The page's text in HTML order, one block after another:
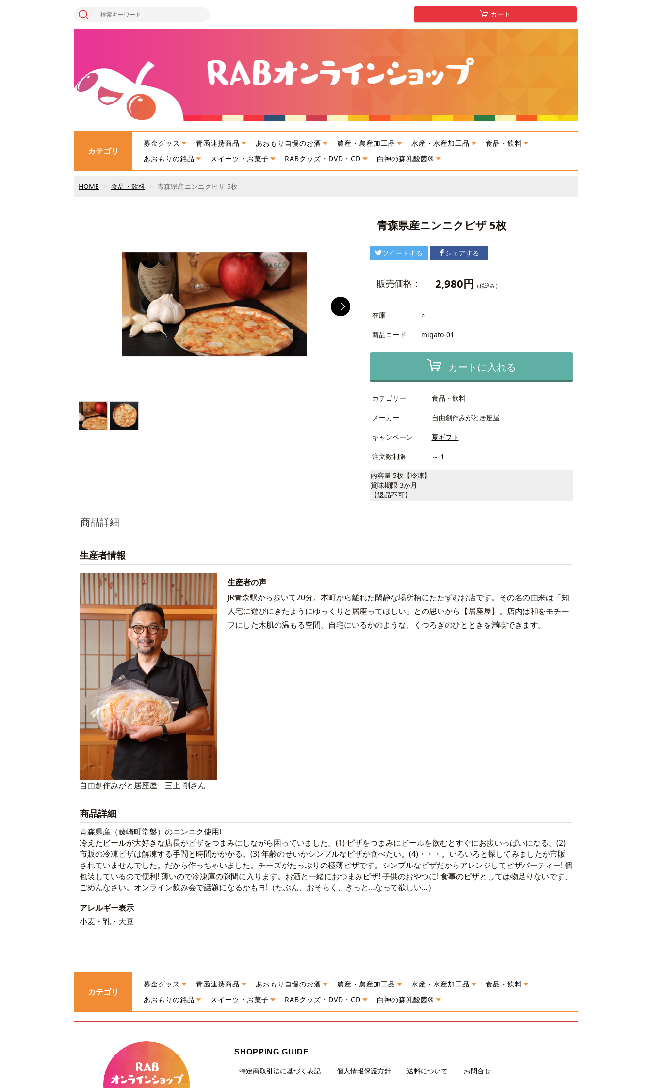
カート
カテゴリ
募金グッズ 青函連携商品 あおもり自慢のお酒 農産・農産加工品 水産・水産加工品
食品・飲料
あおもりの銘品
スイーツ・お菓子 RABグッズ・DVD・CD 白神の森乳酸菌®
HOME 食品・飲料 青森県産ニンニクピザ 5枚
青森県産ニンニクピザ 5枚
ツイートする シェアする
販売価格： 2,980円 （税込み）
在庫 ○
商品コード migato-01
カートに入れる
カテゴリー 食品・飲料
メーカー 自由創作みがと居座屋
キャンペーン 夏ギフト
注文数制限 ～ 1
内容量 5枚【冷凍】
賞味期限 3か月
【返品不可】
商品詳細
生産者情報
自由創作みがと居座屋 三上 剛さん
生産者の声
JR青森駅から歩いて20分。本町から離れた閑静な場所柄にたたずむお店です。その名の由来は「知
人宅に遊びにきたようにゆっくりと居座ってほしい」との思いから【居座屋】。店内は和をモチー
フにした木肌の温もる空間。自宅にいるかのような、くつろぎのひとときを満喫できます。
商品詳細
青森県産（藤崎町常磐）のニンニク使用!
冷えたビールが大好きな店長がピザをつまみにしながら困っていました。(1) ピザをつまみにビールを飲むとすぐにお腹いっぱいになる。(2)
市販の冷凍ピザは解凍する手間と時間がかかる。(3) 年齢のせいかシンプルなピザが食べたい。(4)・・・。いろいろと探してみましたが市販
されていませんでした。だから作っちゃいました。チーズがたっぷりの極薄ピザです。シンプルなピザだからアレンジしてピザパーティー! 個
包装しているので便利! 薄いので冷凍庫の隙間に入ります。お酒と一緒におつまみピザ! 子供のおやつに! 食事のピザとしては物足りないです、
ごめんなさい。オンライン飲み会で話題になるかもヨ!（たぶん、おそらく、きっと…なって欲しい…）
アレルギー表示
小麦・乳・大豆
カテゴリ
募金グッズ 青函連携商品 あおもり自慢のお酒 農産・農産加工品 水産・水産加工品
食品・飲料
あおもりの銘品
スイーツ・お菓子 RABグッズ・DVD・CD 白神の森乳酸菌®
SHOPPING GUIDE
特定商取引法に基づく表記 個人情報保護方針 送料について お問合せ